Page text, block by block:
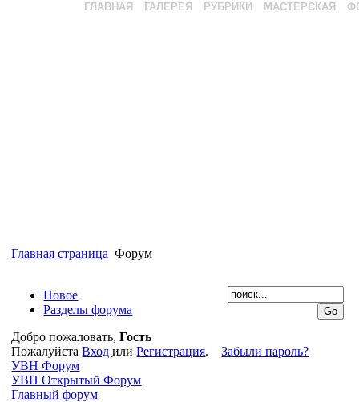
ГЛАВНАЯ ГАЛЕРЕЯ РУБРИКИ МАСТЕРСКАЯ
Главная страница Форум
Новое
Разделы форума
Добро пожаловать,Гость
ПожалуйстаВходилиРегистрация.Забыли пароль?
УВН Форум
УВН Открытый Форум
Главный форум